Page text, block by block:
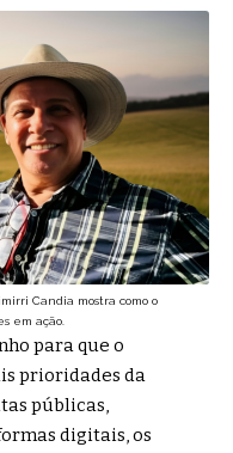
Candia mostra como o
em ação.
para que o
prioridades da
públicas,
digitais, os